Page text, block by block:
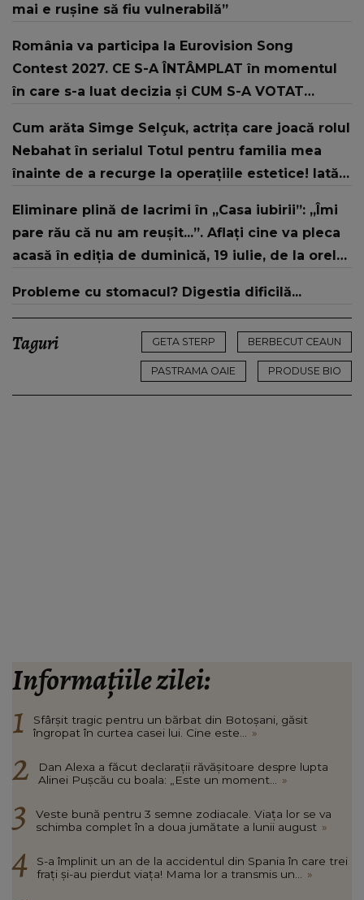
mai e rușine să fiu vulnerabilă”
România va participa la Eurovision Song
Contest 2027. CE S-A ÎNTÂMPLAT în momentul
în care s-a luat decizia și CUM S-A VOTAT
strategic de..."
Cum arăta Simge Selçuk, actrița care joacă rolul
Nebahat în serialul Totul pentru familia mea
înainte de a recurge la operațiile estetice! Iată
„Tinerețe rebelă”
Eliminare plină de lacrimi în „Casa iubirii”: „Îmi
pare rău că nu am reușit...”. Aflați cine va pleca
acasă în ediția de duminică, 19 iulie, de la orele
Probleme cu stomacul? Digestia dificilă...
Taguri GETA STERP BERBECUT CEAUN
PASTRAMA OAIE PRODUSE BIO
Informațiile zilei:
Sfârșit tragic pentru un bărbat din Botoșani, găsit
îngropat în curtea casei lui. Cine este...
»
Dan Alexa a făcut declarații răvășitoare despre lupta
Alinei Pușcău cu boala: „Este un moment...
»
Veste bună pentru 3 semne zodiacale. Viața lor se va
schimba complet în a doua jumătate a lunii august »
S-a împlinit un an de la accidentul din Spania în care trei
frați și-au pierdut viața! Mama lor a transmis un...
»